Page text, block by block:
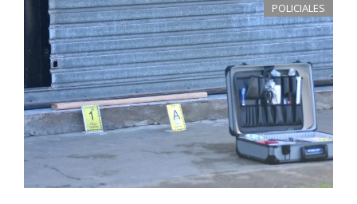
POLICIALES